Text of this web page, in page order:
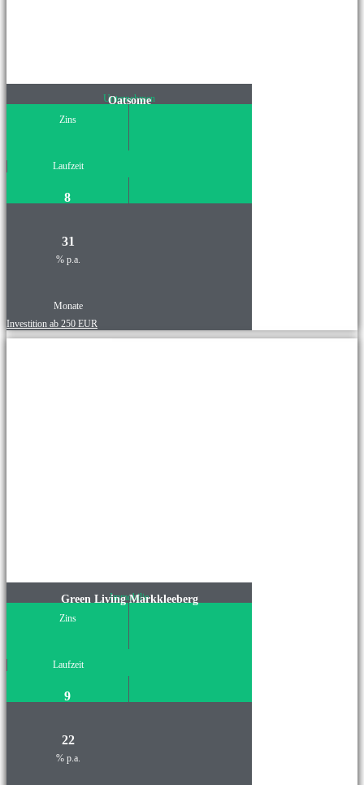
Unternehmen
Oatsome
Zins
Laufzeit
8
31
% p.a.
Monate
Investition ab 250 EUR
Immobilie
Green Living Markkleeberg
Zins
Laufzeit
9
22
% p.a.